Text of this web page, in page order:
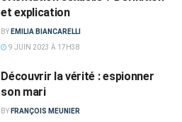
et explication
BY EMILIA BIANCARELLI
9 JUIN 2023 À 17H38
Découvrir la vérité : espionner
son mari
BY FRANÇOIS MEUNIER